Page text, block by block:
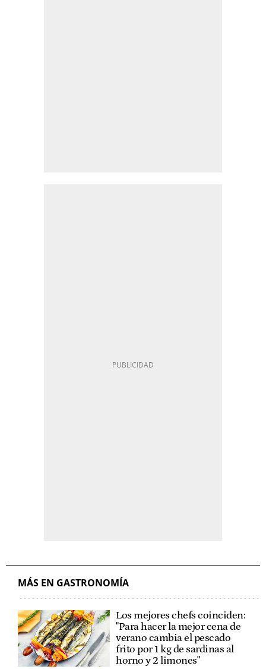
MÁS EN GASTRONOMÍA
Los mejores chefs coinciden:
"Para hacer la mejor cena de
verano cambia el pescado
frito por 1 kg de sardinas al
horno y 2 limones"